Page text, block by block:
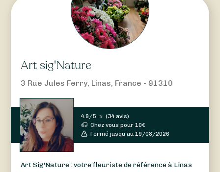
Art sig'Nature
3 Rue Jules Ferry, Linas, France - 91310
4.9/5 ⭐ (34 avis)
Chez vous pour10€
Fermé jusqu’au 19/08/2026
Art Sig'Nature : votre fleuriste de référence à Linas